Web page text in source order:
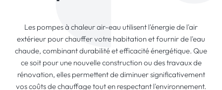
Les pompes à chaleur air-eau utilisent l'énergie de l'air
extérieur pour chauffer votre habitation et fournir de l'eau
chaude, combinant durabilité et efficacité énergétique. Que
ce soit pour une nouvelle construction ou des travaux de
rénovation, elles permettent de diminuer significativement
vos coûts de chauffage tout en respectant l'environnement.